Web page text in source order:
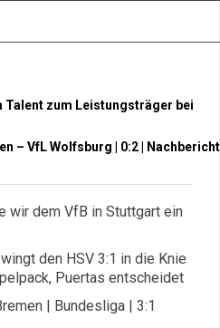
Talent zum Leistungsträger bei
– VfL Wolfsburg | 0:2 | Nachbericht
wir dem VfB in Stuttgart ein
den HSV 3:1 in die Knie
Puertas entscheidet
| Bundesliga | 3:1